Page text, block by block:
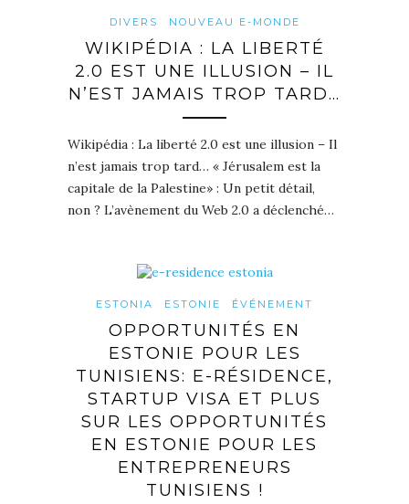
DIVERS NOUVEAU E-MONDE
WIKIPÉDIA : LA LIBERTÉ
2.0 EST UNE ILLUSION – IL
N’EST JAMAIS TROP TARD…
Wikipédia : La liberté 2.0 est une illusion – Il
n’est jamais trop tard… « Jérusalem est la
capitale de la Palestine» : Un petit détail,
non ? L’avènement du Web 2.0 a déclenché…
ESTONIA ESTONIE ÉVÉNEMENT
OPPORTUNITÉS EN
ESTONIE POUR LES
TUNISIENS: E-RÉSIDENCE,
STARTUP VISA ET PLUS
SUR LES OPPORTUNITÉS
EN ESTONIE POUR LES
ENTREPRENEURS
TUNISIENS !